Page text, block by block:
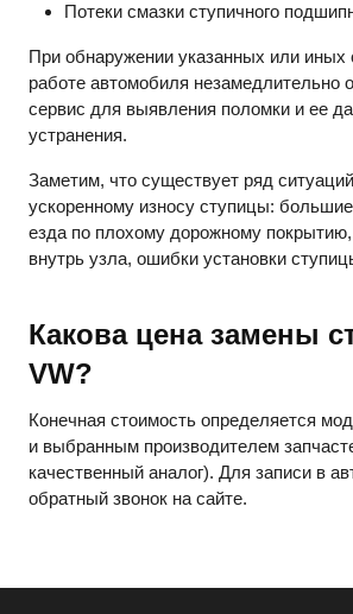
Потеки смазки ступичного
При обнаружении указанных или иных
работе автомобиля незамедлительно
сервис для выявления поломки и ее
устранения.
Заметим, что существует ряд
ускоренному износу ступицы:
езда по плохому дорожному
внутрь узла, ошибки установки
Какова цена замены
VW?
Конечная стоимость определяется
и выбранным производителем
качественный аналог). Для записи в
обратный звонок на сайте.